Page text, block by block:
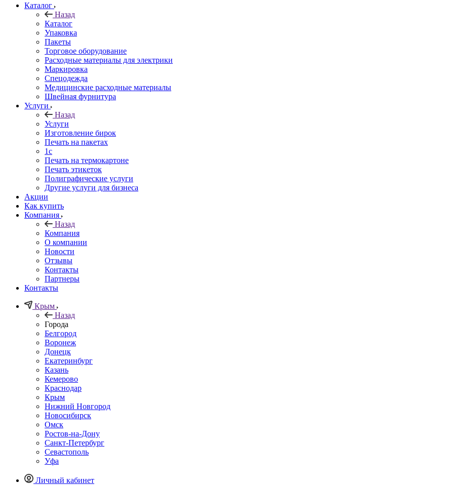
Каталог
Назад
Каталог
Упаковка
Пакеты
Торговое оборудование
Расходные материалы для электрики
Маркировка
Спецодежда
Медицинские расходные материалы
Швейная фурнитура
Услуги
Назад
Услуги
Изготовление бирок
Печать на пакетах
1c
Печать на термокартоне
Печать этикеток
Полиграфические услуги
Другие услуги для бизнеса
Акции
Как купить
Компания
Назад
Компания
О компании
Новости
Отзывы
Контакты
Партнеры
Контакты
Крым
Назад
Города
Белгород
Воронеж
Донецк
Екатеринбург
Казань
Кемерово
Краснодар
Крым
Нижний Новгород
Новосибирск
Омск
Ростов-на-Дону
Санкт-Петербург
Севастополь
Уфа
Личный кабинет